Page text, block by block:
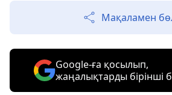
Мақаламен
Google-ға қосылып,
жаңалықтарды бірінші